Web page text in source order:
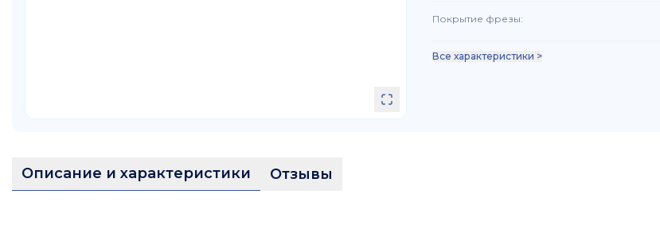
Покрытие фрезы:
Все характеристики >
Описание и характеристики Отзывы